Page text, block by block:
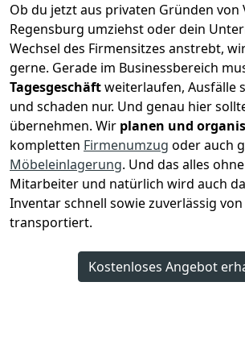
Ob du jetzt aus privaten Gründen von
Regensburg umziehst oder dein
Wechsel des Firmensitzes anstrebt,
gerne. Gerade im Businessbereich
Tagesgeschäftweiterlaufen, Ausfälle
und schaden nur. Und genau hier
übernehmen. Wir planen und
kompletten Firmenumzug oder auch
Möbeleinlagerung. Und das alles
Mitarbeiter und natürlich wird auch
Inventar schnell sowie zuverlässig von
transportiert.
Kostenloses Angebot